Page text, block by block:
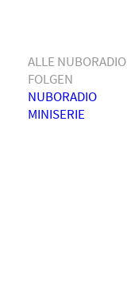
ALLE NUBORADIO
FOLGEN
NUBORADIO
MINISERIE